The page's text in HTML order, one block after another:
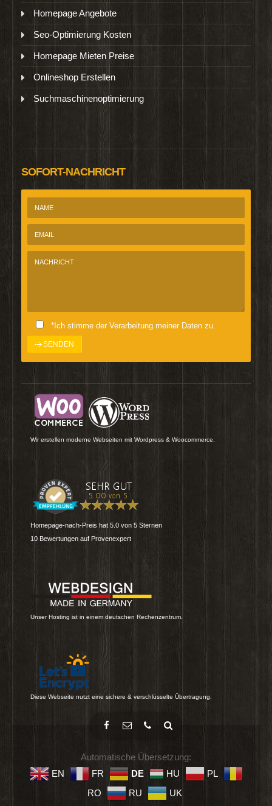
Homepage Angebote
Seo-Optimierung Kosten
Homepage Mieten Preise
Onlineshop Erstellen
Suchmaschinenoptimierung
SOFORT-NACHRICHT
*Ich stimme der Verarbeitung meiner Daten zu.
Wir erstellen moderne Webseiten mit Wordpress & Woocommerce.
Homepage-nach-Preis hat 5.0 von 5 Sternen
10 Bewertungen auf Provenexpert
Unser Hosting ist in einem deutschen Rechenzentrum.
Diese Webseite nutzt eine sichere & verschlüsselte Übertragung.
Automatische Übersetzung:
EN
FR DE HU
PL
RO
RU UK